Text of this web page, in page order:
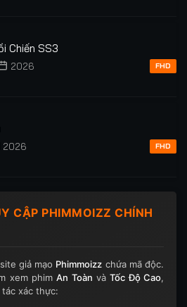
Chiến SS3
2026 FHD
2026 FHD
CẬP PHIMMOIZZ CHÍNH
giả mạo Phimmoizz chứa mã độc.
xem phimAn Toàn vàTốc Độ Cao,
xác thực: